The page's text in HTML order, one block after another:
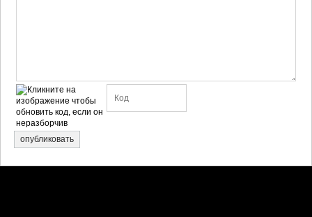
опубликовать